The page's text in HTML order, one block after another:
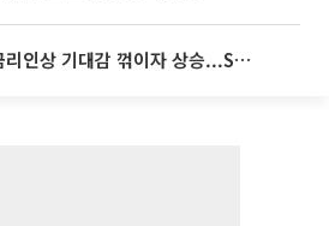
뉴욕증시, 연준 금리인상 기대감 꺾이자 상승...S&P500 사상 최고치 [종합]